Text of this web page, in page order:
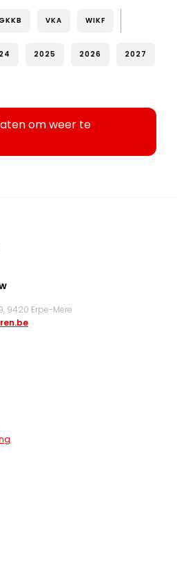
VKA WIKF
2025 2026 2027
om weer te
9420 Erpe-Mere